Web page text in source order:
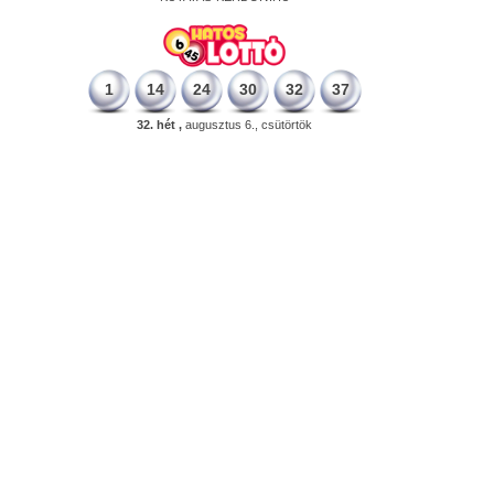
1 14 24 30 32 37
32. hét , augusztus 6., csütörtök